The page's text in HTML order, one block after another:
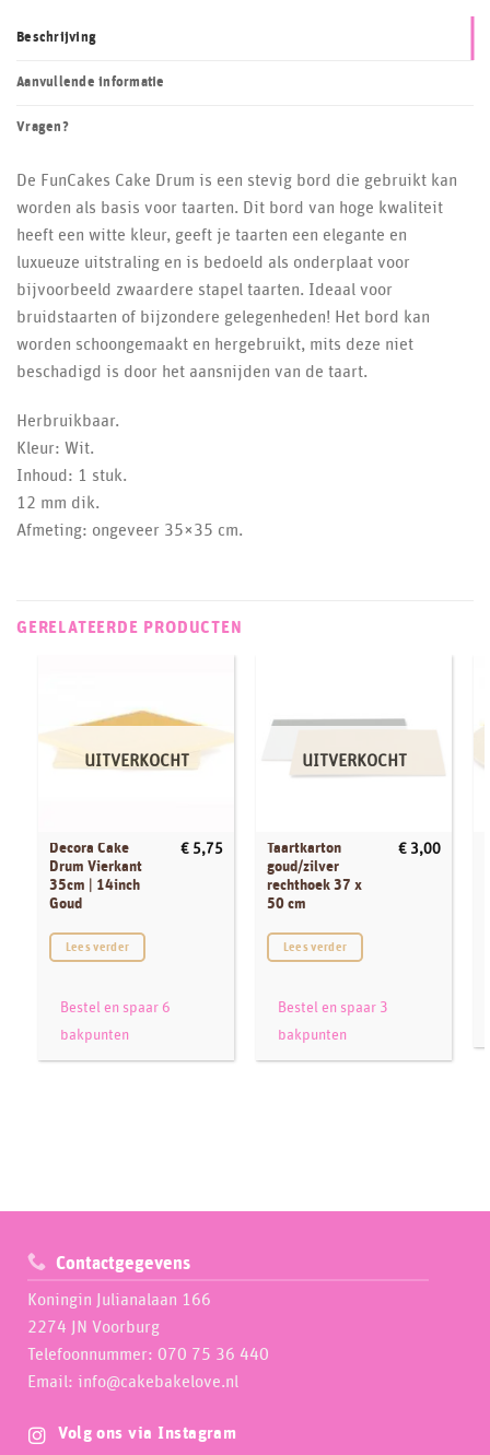
Beschrijving
Aanvullende informatie
Vragen?
De FunCakes Cake Drum is een stevig bord die gebruikt kan
worden als basis voor taarten. Dit bord van hoge kwaliteit
heeft een witte kleur, geeft je taarten een elegante en
luxueuze uitstraling en is bedoeld als onderplaat voor
bijvoorbeeld zwaardere stapel taarten. Ideaal voor
bruidstaarten of bijzondere gelegenheden! Het bord kan
worden schoongemaakt en hergebruikt, mits deze niet
beschadigd is door het aansnijden van de taart.
Herbruikbaar.
Kleur: Wit.
Inhoud: 1 stuk.
12 mm dik.
Afmeting: ongeveer 35×35 cm.
GERELATEERDE PRODUCTEN
UITVERKOCHT
Decora Cake
Drum Vierkant
35cm | 14inch
Goud
€ 5,75
Lees verder
Bestel en spaar 6
bakpunten
UITVERKOCHT
Taartkarton
goud/zilver
rechthoek 37 x
50 cm
€ 3,00
Lees verder
Bestel en spaar 3
bakpunten
Contactgegevens
Koningin Julianalaan 166
2274 JN Voorburg
Telefoonnummer: 070 75 36 440
Email: info@cakebakelove.nl
Volg ons via Instagram